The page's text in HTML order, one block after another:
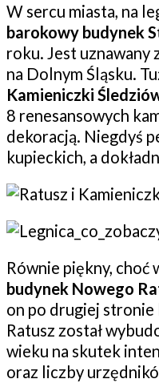
W sercu miasta, na
barokowy budynek
roku. Jest uznawany
na Dolnym Śląsku.
Kamieniczki
8 renesansowych
dekoracją. Niegdyś
kupieckich, a
Równie piękny, choć
budynek Nowego
on po drugiej
Ratusz został
wieku na skutek
oraz liczby